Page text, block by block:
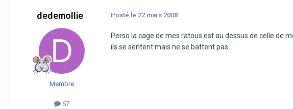
dedemollie
Membre
67
Posté le 22 mars 2008
Perso la cage de mes ratous est au dessus de celle de
ils se sentent mais ne se battent pas.